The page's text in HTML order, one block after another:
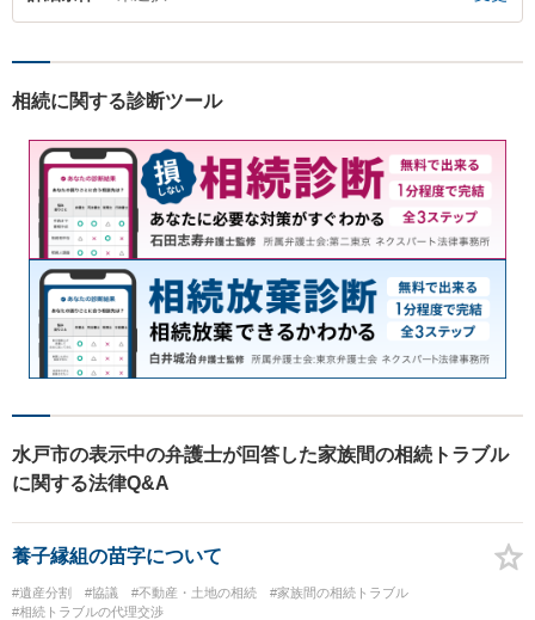
相続に関する診断ツール
水戸市の表示中の弁護士が回答した家族間の相続トラブル
に関する法律Q&A
養子縁組の苗字について
#遺産分割 #協議 #不動産・土地の相続
#家族間の相続トラブル
#相続トラブルの代理交渉